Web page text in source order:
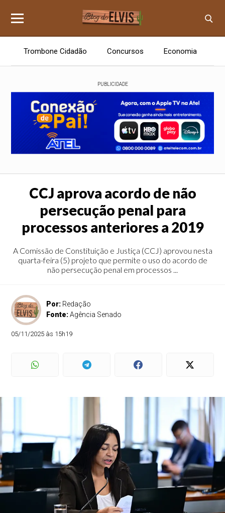
Trombone Cidadão Concursos Economia
PUBLICIDADE
CCJ aprova acordo de não
persecução penal para
processos anteriores a 2019
A Comissão de Constituição e Justiça (CCJ) aprovou nesta
quarta-feira (5) projeto que permite o uso do acordo de
não persecução penal em processos ...
Por: Redação
Fonte:Agência Senado
05/11/2025 às 15h19